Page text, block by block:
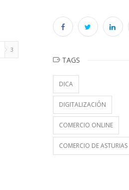
3
TAGS
DICA
DIGITALIZACIÓN
COMERCIO ONLINE
COMERCIO DE ASTURIAS